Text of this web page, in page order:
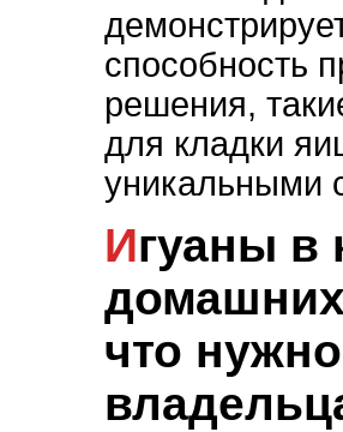
способность
решения,
для кладки
уникальными
Игуаны в качестве
что